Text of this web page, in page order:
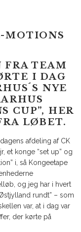
MOTIONS
FRA TEAM
I DAG
NYE
CUP”, HER
LØBET.
afdeling af CK
et konge “set up” og
i, så Kongeetape
og jeg har i hvert
rundt” – som
var, at i dag var
der kørte på